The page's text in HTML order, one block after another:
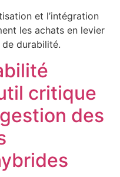
et l’intégration
les achats en levier
durabilité.
critique
des